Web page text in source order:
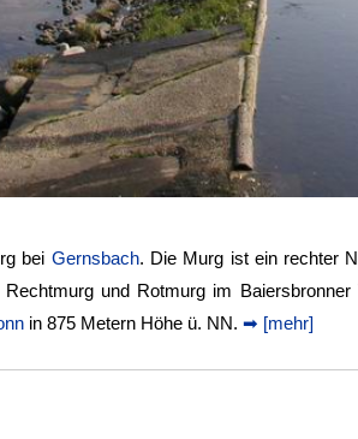
bei Gernsbach. Die Murg ist ein rechter
und Rotmurg im
in 875 Metern Höhe ü. NN. ➡ [mehr]